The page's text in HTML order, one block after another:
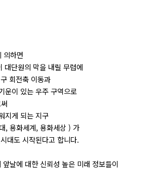
의하면
대단원의 막을 내릴 무렵에
회전축 이동과
운이 있는 우주 구역으로
지게 되는 지구
, 용화세계, 용화세상 ) 가
대도 시작된다고 합니다.
날에 대한 신뢰성 높은 미래 정보들이